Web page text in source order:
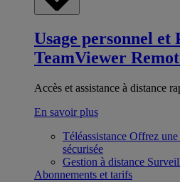
Usage personnel et
TeamViewer
Accès et assistance à distance
En savoir plus
Téléassistance Offrez une
sécurisée
Gestion à distance
Abonnements et tarifs